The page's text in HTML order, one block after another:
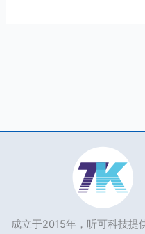
成立于2015年，听可科技提